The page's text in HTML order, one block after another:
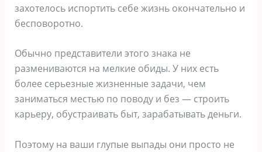
захотелось испортить себе жизнь окончательно и
бесповоротно.
Обычно представители этого знака не
размениваются на мелкие обиды. У них есть
более серьезные жизненные задачи, чем
заниматься местью по поводу и без ― строить
карьеру, обустраивать быт, зарабатывать деньги.
Поэтому на ваши глупые выпады они просто не